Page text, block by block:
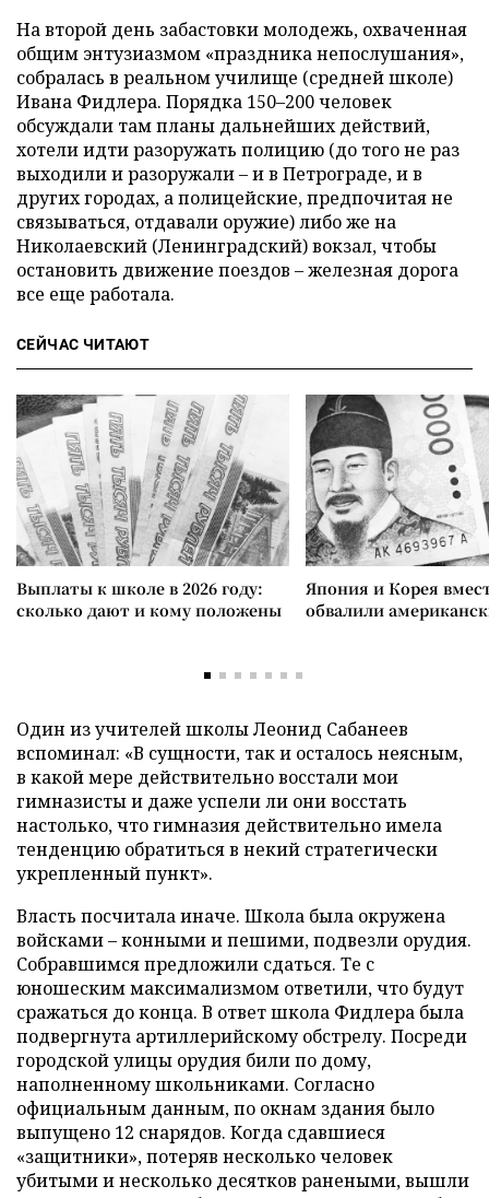
На второй день забастовки молодежь, охваченная
общим энтузиазмом «праздника непослушания»,
собралась в реальном училище (средней школе)
Ивана Фидлера. Порядка 150–200 человек
обсуждали там планы дальнейших действий,
хотели идти разоружать полицию (до того не раз
выходили и разоружали – и в Петрограде, и в
других городах, а полицейские, предпочитая не
связываться, отдавали оружие) либо же на
Николаевский (Ленинградский) вокзал, чтобы
остановить движение поездов – железная дорога
все еще работала.
СЕЙЧАС ЧИТАЮТ
Выплаты к школе в 2026 году:
сколько дают и кому положены
Япония и Корея
обвалили
Один из учителей школы Леонид Сабанеев
вспоминал: «В сущности, так и осталось неясным,
в какой мере действительно восстали мои
гимназисты и даже успели ли они восстать
настолько, что гимназия действительно имела
тенденцию обратиться в некий стратегически
укрепленный пункт».
Власть посчитала иначе. Школа была окружена
войсками – конными и пешими, подвезли орудия.
Собравшимся предложили сдаться. Те с
юношеским максимализмом ответили, что будут
сражаться до конца. В ответ школа Фидлера была
подвергнута артиллерийскому обстрелу. Посреди
городской улицы орудия били по дому,
наполненному школьниками. Согласно
официальным данным, по окнам здания было
выпущено 12 снарядов. Когда сдавшиеся
«защитники», потеряв несколько человек
убитыми и несколько десятков ранеными, вышли